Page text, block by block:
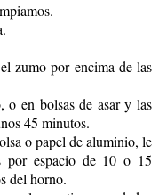
zumo por encima de las
o en bolsas de asar y las
45 minutos.
o papel de aluminio, le
por espacio de 10 o 15
del horno.